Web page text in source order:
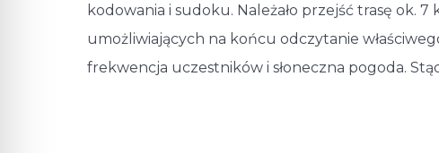
kodowania i sudoku. Należało przejść trasę ok.
umożliwiających na końcu odczytanie
frekwencja uczestników i słoneczna pogoda.